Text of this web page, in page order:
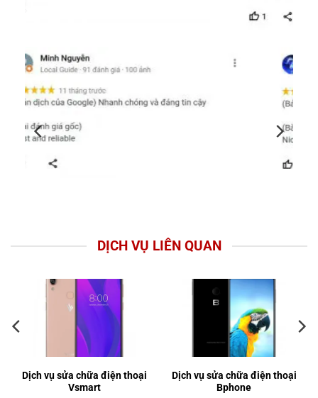
DỊCH VỤ LIÊN QUAN
Dịch vụ sửa chữa điện thoại
Vsmart
Dịch vụ sửa chữa điện thoại
Bphone